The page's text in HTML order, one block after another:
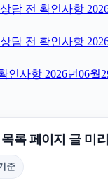
담 전 확인사항
담 전 확인사항
인사항 2026년06월
록 페이지 글 미리
준